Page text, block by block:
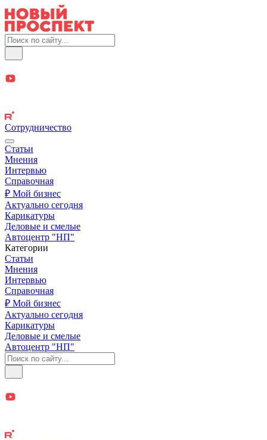
Сотрудничество
Статьи
Мнения
Интервью
Справочная
₽ Мой бизнес
Актуально сегодня
Карикатуры
Деловые и смелые
Автоцентр "НП"
Категории
Статьи
Мнения
Интервью
Справочная
₽ Мой бизнес
Актуально сегодня
Карикатуры
Деловые и смелые
Автоцентр "НП"